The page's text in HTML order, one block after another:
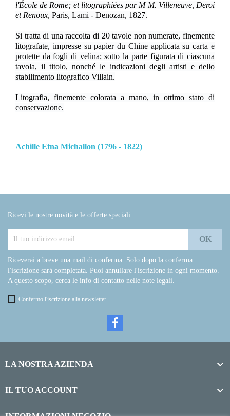
l'École de Rome; et litographiées par M M. Villeneuve, Deroi
et Renoux, Paris, Lami - Denozan, 1827.
Si tratta di una raccolta di 20 tavole non numerate, finemente
litografate, impresse su papier du Chine applicata su carta e
protette da fogli di velina; sotto la parte figurata di ciascuna
tavola, il titolo, nonché le indicazioni degli artisti e dello
stabilimento litografico Villain.
Litografia, finemente colorata a mano, in ottimo stato di
conservazione.
Achille Etna Michallon (1796 - 1822)
Ricevi le nostre novità e le offerte speciali
Riceverai a breve una mail di conferma. Solo dopo la conferma
l'iscrizione sarà completata. Puoi annullare l'iscrizione in ogni momento.
A questo scopo, cerca le info di contatto nelle note legali.
Confermo l'iscrizione alla newsletter
LA NOSTRA AZIENDA 
IL TUO ACCOUNT 